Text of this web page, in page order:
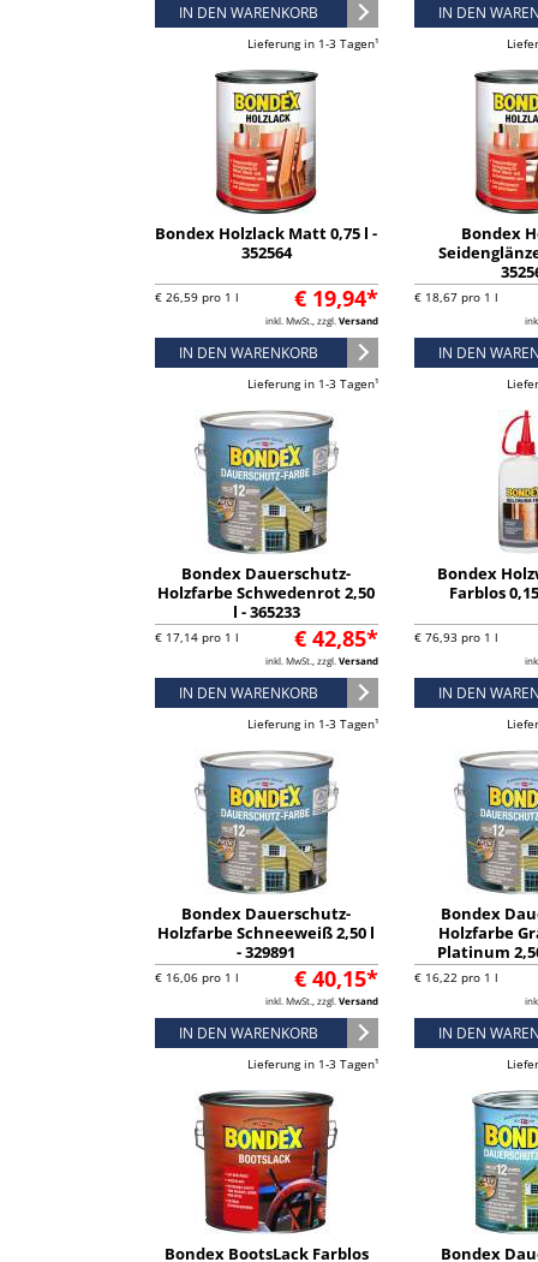
IN DEN WARENKORB
Lieferung in 1-3 Tagen¹
IN DEN
Bondex Holzlack Matt 0,75 l -
352564
€ 19,94*
€ 26,59 pro 1 l
inkl. MwSt., zzgl. Versand
IN DEN WARENKORB
Lieferung in 1-3 Tagen¹
Bondex
€ 18,67 pro 1 l
IN DEN
Bondex Dauerschutz-
Holzfarbe Schwedenrot 2,50
l - 365233
€ 42,85*
€ 17,14 pro 1 l
inkl. MwSt., zzgl. Versand
IN DEN WARENKORB
Lieferung in 1-3 Tagen¹
Bondex
Farblos
€ 76,93 pro 1 l
IN DEN
Bondex Dauerschutz-
Holzfarbe Schneeweiß 2,50 l
- 329891
€ 40,15*
€ 16,06 pro 1 l
inkl. MwSt., zzgl. Versand
IN DEN WARENKORB
Lieferung in 1-3 Tagen¹
Bondex
Holzfarbe
Platinum
€ 16,22 pro 1 l
IN DEN
Bondex BootsLack Farblos Bondex